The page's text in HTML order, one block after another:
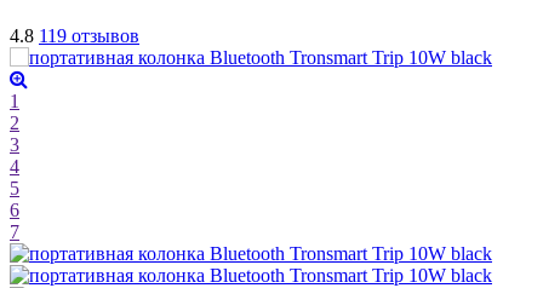
4.8 119 отзывов
1
2
3
4
5
6
7